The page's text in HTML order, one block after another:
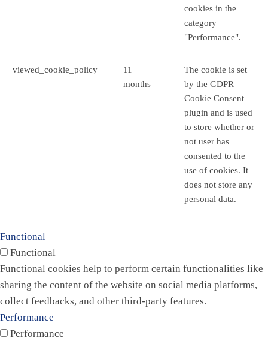
cookies in the
category
"Performance".
viewed_cookie_policy
11
months
The cookie is set
by the GDPR
Cookie Consent
plugin and is used
to store whether or
not user has
consented to the
use of cookies. It
does not store any
personal data.
Functional
Functional
Functional cookies help to perform certain functionalities like
sharing the content of the website on social media platforms,
collect feedbacks, and other third-party features.
Performance
Performance